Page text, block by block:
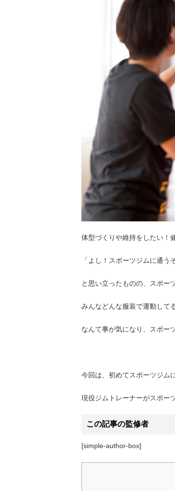
体型づくりや維持をしたい！
「よし！スポーツジムに通う
と思い立ったものの、スポー
みんなどんな服装で運動して
なんて事が気になり、スポー
今回は、初めてスポーツジム
現役ジムトレーナーがスポー
この記事の監修者
[simple-author-box]